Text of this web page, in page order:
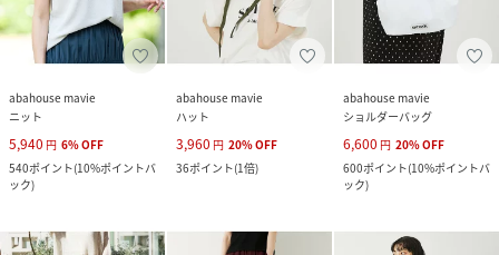
abahouse mavie
ニット
5,940 円 6%OFF
540ポイント(10%ポイントバ
ック)
abahouse mavie
ハット
3,960 円 20%OFF
36ポイント(1倍)
abahouse mavie
ショルダーバッグ
6,600 円 20%OFF
600ポイント(10%ポイントバ
ック)